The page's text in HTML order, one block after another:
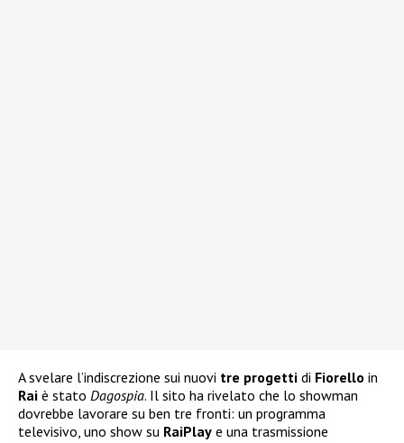
A svelare l’indiscrezione sui nuovi tre progetti di Fiorello in
Rai è stato Dagospia. Il sito ha rivelato che lo showman
dovrebbe lavorare su ben tre fronti: un programma
televisivo, uno show su RaiPlay e una trasmissione